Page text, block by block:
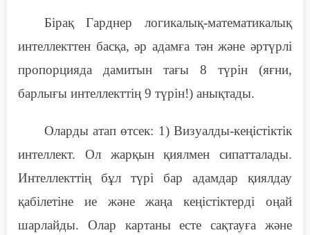
Бірақ Гарднер логикалық-математикалық
интеллекттен басқа, әр адамға тән және әртүрлі
пропорцияда дамитын тағы 8 түрін (яғни,
барлығы интеллекттің 9 түрін!) анықтады.
Оларды атап өтсек: 1)Визуалды-кеңістіктік
интеллект. Ол жарқын қиялмен сипатталады.
Интеллекттің бұл түрі бар адамдар қиялдау
қабілетіне ие және жаңа кеңістіктерді оңай
шарлайды. Олар картаны есте сақтауға және